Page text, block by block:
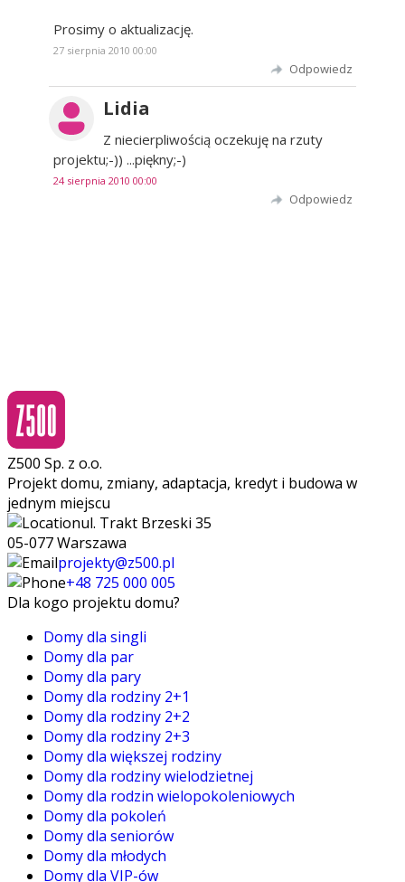
Prosimy o aktualizację.
27 sierpnia 2010 00:00
Odpowiedz
Lidia
Z niecierpliwością oczekuję na rzuty
projektu;-)) ...piękny;-)
24 sierpnia 2010 00:00
Odpowiedz
Z500 Sp. z o.o.
Projekt domu, zmiany, adaptacja, kredyt i budowa w
jednym miejscu
ul. Trakt Brzeski 35
05-077 Warszawa
projekty@z500.pl
+48 725 000 005
Dla kogo projektu domu?
Domy dla singli
Domy dla par
Domy dla pary
Domy dla rodziny 2+1
Domy dla rodziny 2+2
Domy dla rodziny 2+3
Domy dla większej rodziny
Domy dla rodziny wielodzietnej
Domy dla rodzin wielopokoleniowych
Domy dla pokoleń
Domy dla seniorów
Domy dla młodych
Domy dla VIP-ów